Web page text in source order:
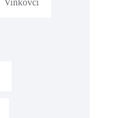
Vinkovci